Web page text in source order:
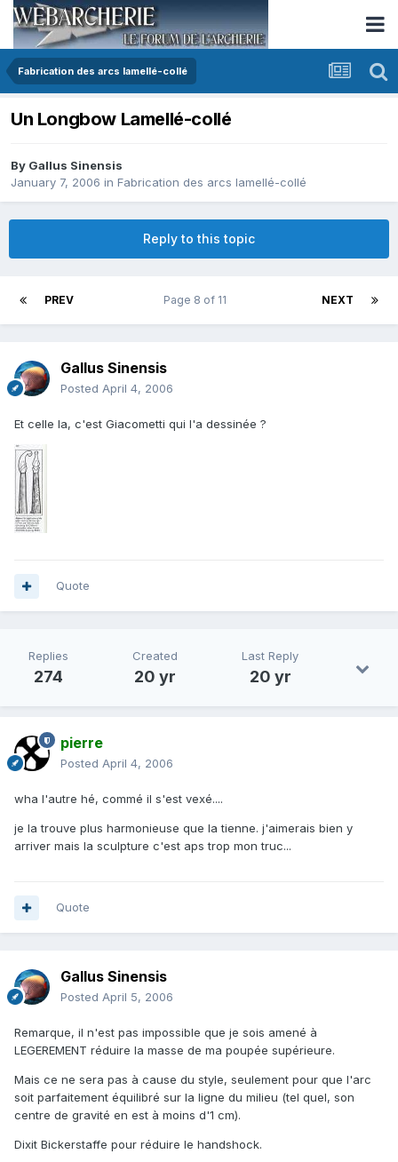
Fabrication des arcs lamellé-collé
Un Longbow Lamellé-collé
By Gallus Sinensis
January 7, 2006 in Fabrication des arcs lamellé-collé
Reply to this topic
PREV NEXT
Page 8 of 11
Gallus Sinensis
Posted April 4, 2006
Et celle la, c'est Giacometti qui l'a dessinée ?
Quote
Replies
274
Created
20 yr
Last Reply
20 yr
pierre
Posted April 4, 2006
wha l'autre hé, commé il s'est vexé....
je la trouve plus harmonieuse que la tienne. j'aimerais bien y
arriver mais la sculpture c'est aps trop mon truc...
Quote
Gallus Sinensis
Posted April 5, 2006
Remarque, il n'est pas impossible que je sois amené à
LEGEREMENT réduire la masse de ma poupée supérieure.
Mais ce ne sera pas à cause du style, seulement pour que l'arc
soit parfaitement équilibré sur la ligne du milieu (tel quel, son
centre de gravité en est à moins d'1 cm).
Dixit Bickerstaffe pour réduire le handshock.